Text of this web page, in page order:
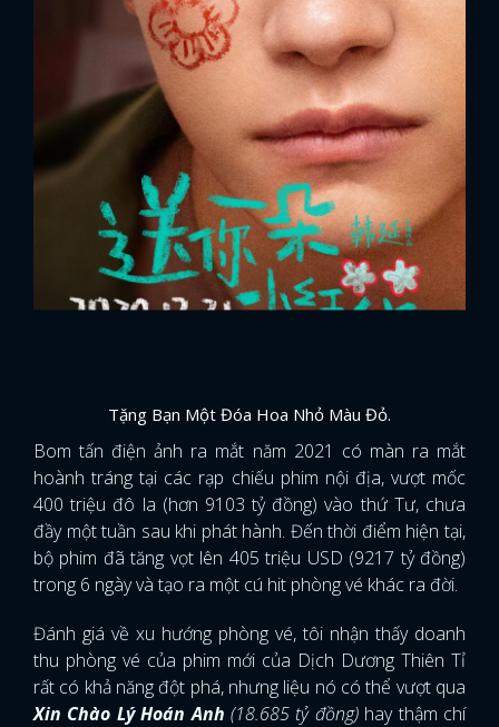
Tặng Bạn Một Đóa Hoa Nhỏ Màu Đỏ.
Bom tấn điện ảnh ra mắt năm 2021 có màn ra mắt
hoành tráng tại các rạp chiếu phim nội địa, vượt mốc
400 triệu đô la (hơn 9103 tỷ đồng) vào thứ Tư, chưa
đầy một tuần sau khi phát hành. Đến thời điểm hiện tại,
bộ phim đã tăng vọt lên 405 triệu USD (9217 tỷ đồng)
trong 6 ngày và tạo ra một cú hit phòng vé khác ra đời.
Đánh giá về xu hướng phòng vé, tôi nhận thấy doanh
thu phòng vé của phim mới của Dịch Dương Thiên Tỉ
rất có khả năng đột phá, nhưng liệu nó có thể vượt qua
Xin Chào Lý Hoán Anh (18.685 tỷ đồng)hay thậm chí